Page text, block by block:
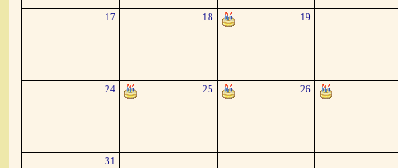
17 18 19
24 25 26
31